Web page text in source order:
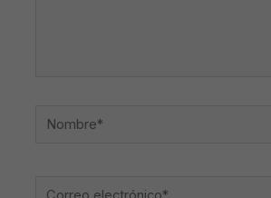
Nombre*
Correo